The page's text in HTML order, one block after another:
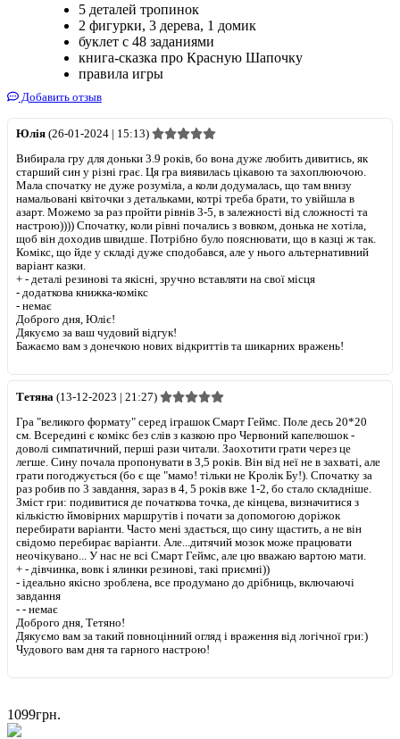
5 деталей тропинок
2 фигурки, 3 дерева, 1 домик
буклет с 48 заданиями
книга-сказка про Красную Шапочку
правила игры
Добавить отзыв
Юлія (26-01-2024 | 15:13)
Вибирала гру для доньки 3.9 років, бо вона дуже любить дивитись, як
старший син у різні грає. Ця гра виявилась цікавою та захоплюючою.
Мала спочатку не дуже розуміла, а коли додумалась, що там внизу
намальовані квіточки з детальками, котрі треба брати, то увійшла в
азарт. Можемо за раз пройти рівнів 3-5, в залежності від сложності та
настрою)))) Спочатку, коли рівні почались з вовком, донька не хотіла,
щоб він доходив швидше. Потрібно було пояснювати, що в казці ж так.
Комікс, що йде у складі дуже сподобався, але у нього альтернативний
варіант казки.
+- деталі резинові та якісні, зручно вставляти на свої місця
- додаткова книжка-комікс
-немає
Доброго дня, Юліє!
Дякуємо за ваш чудовий відгук!
Бажаємо вам з донечкою нових відкриттів та шикарних вражень!
Тетяна (13-12-2023 | 21:27)
Гра "великого формату" серед іграшок Смарт Геймс. Поле десь 20*20
см. Всередині є комікс без слів з казкою про Червоний капелюшок -
доволі симпатичний, перші рази читали. Заохотити грати через це
легше. Сину почала пропонувати в 3,5 років. Він від неї не в захваті, але
грати погоджується (бо є ще "мамо! тільки не Кролік Бу!). Спочатку за
раз робив по 3 завдання, зараз в 4, 5 років вже 1-2, бо стало складніше.
Зміст гри: подивитися де початкова точка, де кінцева, визначитися з
кількістю ймовірних маршрутів і почати за допомогою доріжок
перебирати варіанти. Часто мені здається, що сину щастить, а не він
свідомо перебирає варіанти. Але...дитячий мозок може працювати
неочікувано... У нас не всі Смарт Геймс, але цю вважаю вартою мати.
+- дівчинка, вовк і ялинки резинові, такі приємні))
- ідеально якісно зроблена, все продумано до дрібниць, включаючі
завдання
-- немає
Доброго дня, Тетяно!
Дякуємо вам за такий повноцінний огляд і враження від логічної гри:)
Чудового вам дня та гарного настрою!
1099грн.